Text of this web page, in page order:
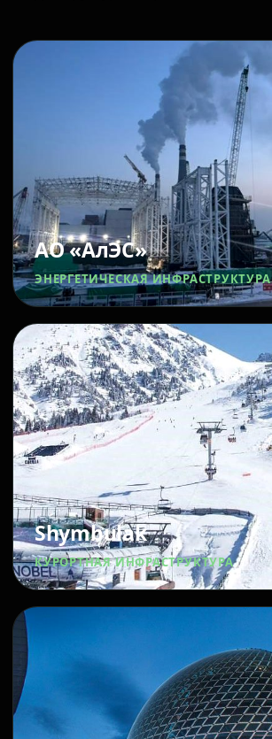
АО «АлЭС»
ЭНЕРГЕТИЧЕСКАЯ ИНФРАСТРУКТУРА
Shymbulak
КУРОРТНАЯ ИНФРАСТРУКТУРА